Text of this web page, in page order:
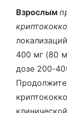
Взрослым
400 мг (80
дозе 200-